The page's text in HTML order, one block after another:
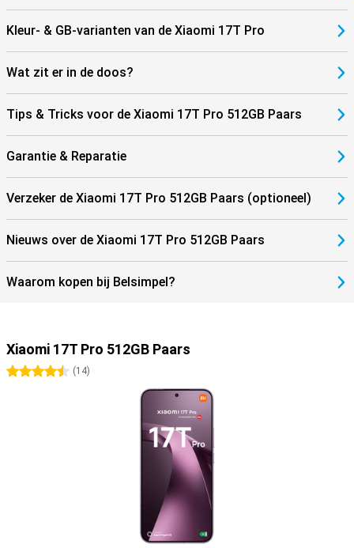
Kleur- & GB-varianten van de Xiaomi 17T Pro
Wat zit er in de doos?
Tips & Tricks voor de Xiaomi 17T Pro 512GB Paars
Garantie & Reparatie
Verzeker de Xiaomi 17T Pro 512GB Paars (optioneel)
Nieuws over de Xiaomi 17T Pro 512GB Paars
Waarom kopen bij Belsimpel?
Xiaomi 17T Pro 512GB Paars
4.5 sterren
(14)